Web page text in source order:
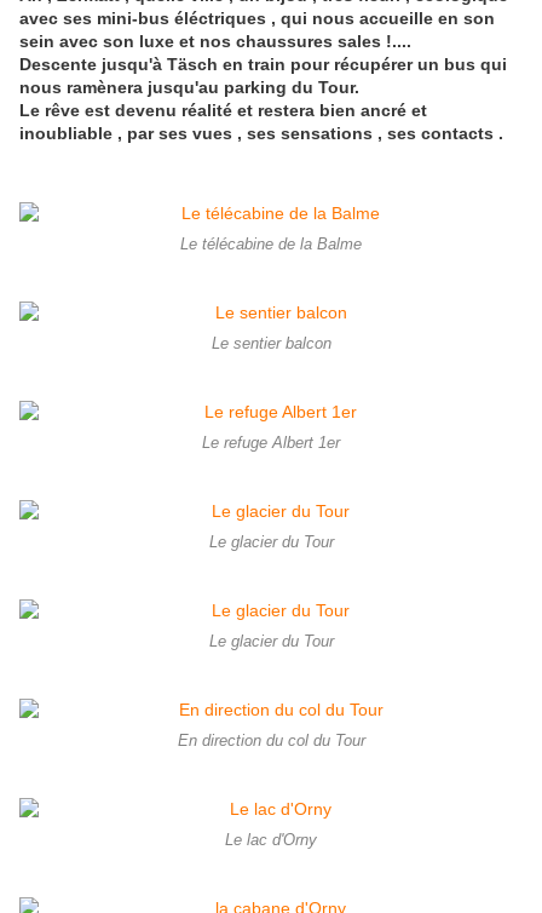
avec ses mini-bus éléctriques , qui nous accueille en son
sein avec son luxe et nos chaussures sales !....
Descente jusqu'à Täsch en train pour récupérer un bus qui
nous ramènera jusqu'au parking du Tour.
Le rêve est devenu réalité et restera bien ancré et
inoubliable , par ses vues , ses sensations , ses contacts .
Le télécabine de la Balme
Le sentier balcon
Le refuge Albert 1er
Le glacier du Tour
Le glacier du Tour
En direction du col du Tour
Le lac d'Orny